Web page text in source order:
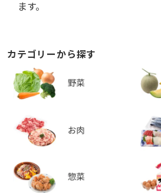
ます。
カテゴリーから探す